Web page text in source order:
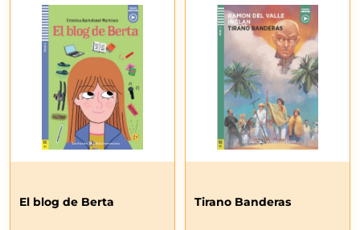
El blog de Berta Tirano Banderas